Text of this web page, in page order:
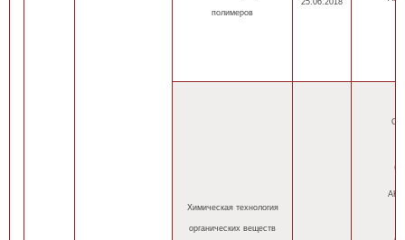
полимеров
Химическая технология
органических веществ